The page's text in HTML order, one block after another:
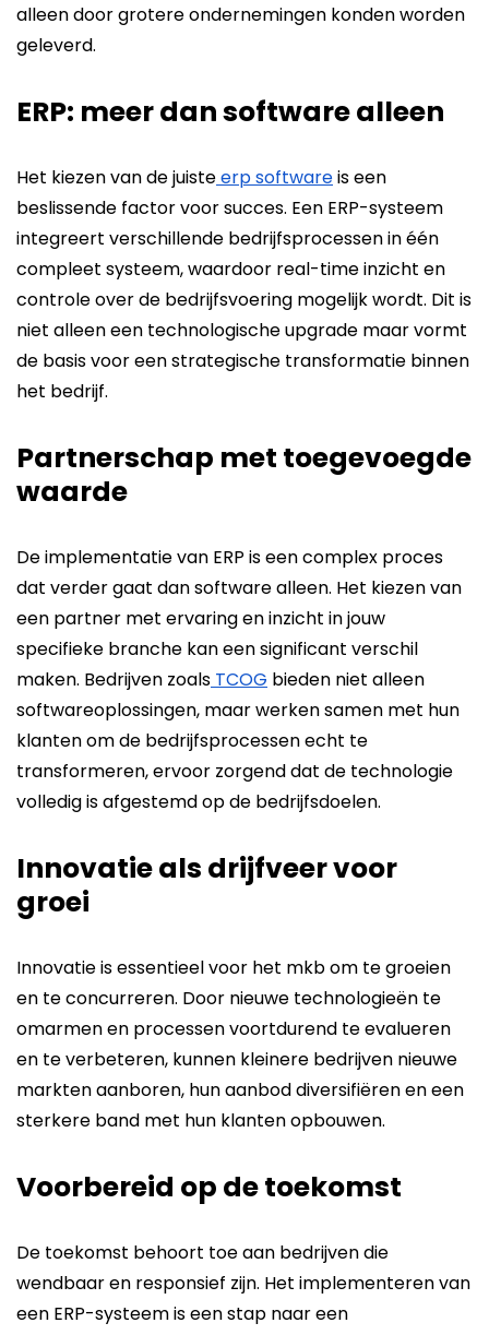
alleen door grotere ondernemingen konden worden
geleverd.
ERP: meer dan software alleen
Het kiezen van de juisteerp softwareis een
beslissende factor voor succes. Een ERP-systeem
integreert verschillende bedrijfsprocessen in één
compleet systeem, waardoor real-time inzicht en
controle over de bedrijfsvoering mogelijk wordt. Dit is
niet alleen een technologische upgrade maar vormt
de basis voor een strategische transformatie binnen
het bedrijf.
Partnerschap met toegevoegde
waarde
De implementatie van ERP is een complex proces
dat verder gaat dan software alleen. Het kiezen van
een partner met ervaring en inzicht in jouw
specifieke branche kan een significant verschil
maken. Bedrijven zoals TCOG bieden niet alleen
softwareoplossingen, maar werken samen met hun
klanten om de bedrijfsprocessen echt te
transformeren, ervoor zorgend dat de technologie
volledig is afgestemd op de bedrijfsdoelen.
Innovatie als drijfveer voor
groei
Innovatie is essentieel voor het mkb om te groeien
en te concurreren. Door nieuwe technologieën te
omarmen en processen voortdurend te evalueren
en te verbeteren, kunnen kleinere bedrijven nieuwe
markten aanboren, hun aanbod diversifiëren en een
sterkere band met hun klanten opbouwen.
Voorbereid op de toekomst
De toekomst behoort toe aan bedrijven die
wendbaar en responsief zijn. Het implementeren van
een ERP-systeem is een stap naar een